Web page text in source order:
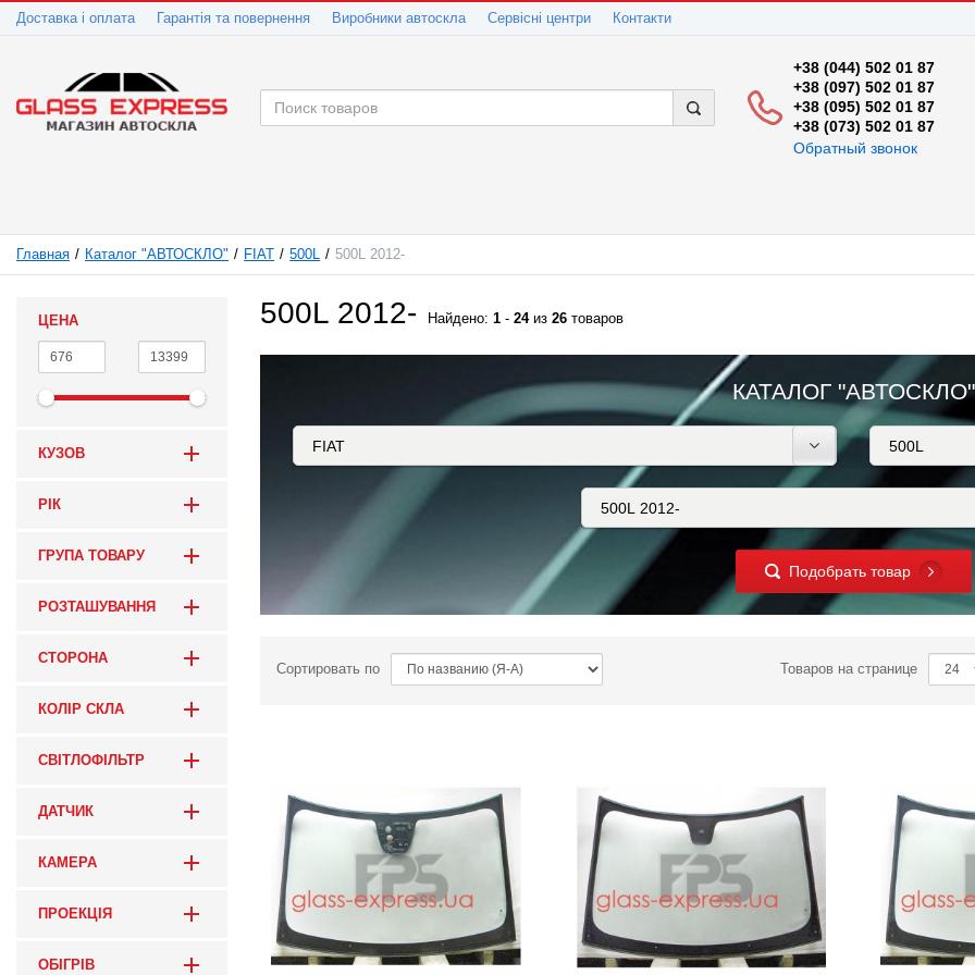
Доставка і оплата Гарантія та повернення Виробники автоскла Сервісні центри Контакти
+38 (044) 502 01 87
+38 (097) 502 01 87
+38 (095) 502 01 87
+38 (073) 502 01 87
Обратный звонок
Главная Каталог "АВТОСКЛО" FIAT 500L 500L 2012-
ЦЕНА
КУЗОВ
РІК
ГРУПА ТОВАРУ
РОЗТАШУВАННЯ
СТОРОНА
КОЛІР СКЛА
СВІТЛОФІЛЬТР
ДАТЧИК
КАМЕРА
ПРОЕКЦІЯ
ОБІГРІВ
500L 2012- Найдено: 1 - 24из 26 товаров
КАТАЛОГ "АВТОСКЛО"
Подобрать товар
Сортировать по Товаров на странице